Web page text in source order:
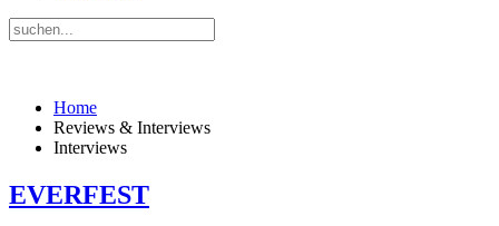
Home
Reviews & Interviews
Interviews
EVERFEST